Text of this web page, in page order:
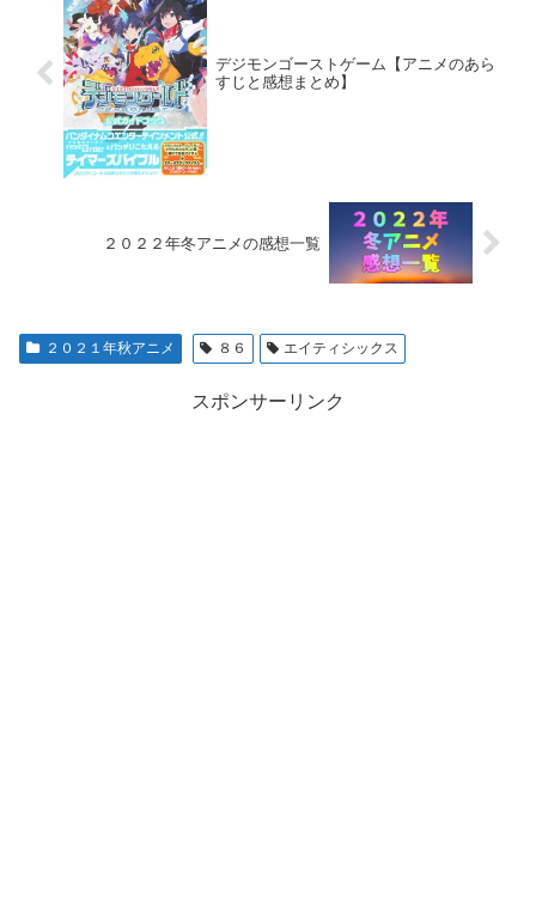
デジモンゴーストゲーム【アニメのあら
すじと感想まとめ】
２０２２年冬アニメの感想一覧
２０２１年秋アニメ ８６ エイティシックス
スポンサーリンク